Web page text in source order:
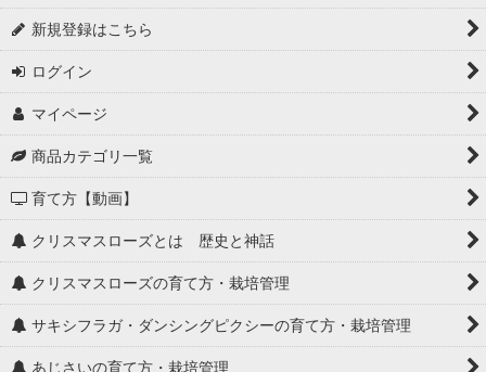
新規登録はこちら
ログイン
マイページ
商品カテゴリ一覧
育て方【動画】
クリスマスローズとは 歴史と神話
クリスマスローズの育て方・栽培管理
サキシフラガ・ダンシングピクシーの育て方・栽培管理
あじさいの育て方・栽培管理